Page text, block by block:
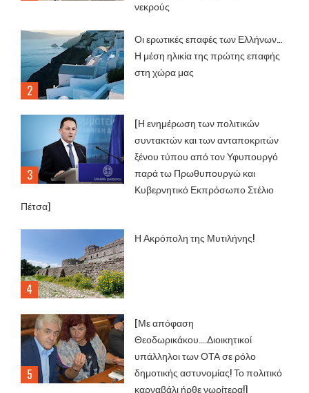
νεκρούς
Οι ερωτικές επαφές των Ελλήνων…
Η μέση ηλικία της πρώτης επαφής
στη χώρα μας
[Η ενημέρωση των πολιτικών
συντακτών και των ανταποκριτών
ξένου τύπου από τον Υφυπουργό
παρά τω Πρωθυπουργώ και
Κυβερνητικό Εκπρόσωπο Στέλιο
Πέτσα]
Η Ακρόπολη της Μυτιλήνης!
[Με απόφαση
Θεοδωρικάκου....Διοικητικοί
υπάλληλοι των ΟΤΑ σε ρόλο
δημοτικής αστυνομίας! Το πολιτικό
καρναβάλι ήρθε νωρίτερα!]